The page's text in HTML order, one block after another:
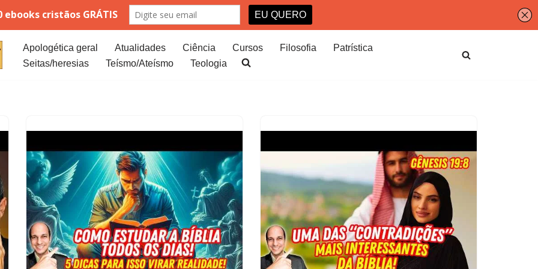
Apologética geral Atualidades Ciência Cursos Filosofia
Patrística
Seitas/heresias
Teísmo/Ateísmo Teologia